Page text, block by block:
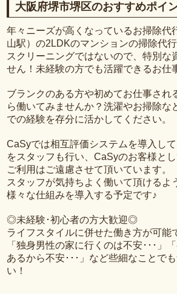
大阪府堺市堺区のおすすめポイ
年々ニーズが高くなっているお掃除代
山駅）の2LDKのマンションの掃除代
スクリーニングではないので、特別な
せん！未経験の方でも活躍できるお仕
ブランクのある方や初めてお仕事され
ら働いてみませんか？洗濯やお掃除な
での経験を存分に活かしてください。
CaSyでは相互評価システムを導入し
をスタッフも行い、CaSyのお客様と
ご利用はご遠慮させて頂いています。
スタッフが気持ちよく働いて頂けるよ
様々な仕組みを導入する予定です♪
◎未経験･初心者の方大歓迎◎
ライフスタイルに併せた働き方が可能
「独身男性の家に行くのは不安･･･」
あるから不安･･･」など些細なことで
い！